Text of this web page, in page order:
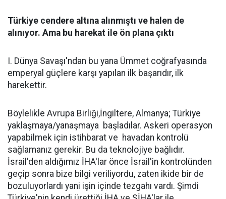
Türkiye cendere altına alınmıştı ve halen de
alınıyor. Ama bu harekat ile ön plana çıktı
I. Dünya Savaşı'ndan bu yana Ümmet coğrafyasında
emperyal güçlere karşı yapılan ilk başarıdır, ilk
harekettir.
Böylelikle Avrupa Birliği,İngiltere, Almanya; Türkiye
yaklaşmaya/yanaşmaya başladılar. Askeri operasyon
yapabilmek için istihbarat ve havadan kontrolü
sağlamanız gerekir. Bu da teknolojiye bağlıdır.
İsrail'den aldığımız İHA'lar önce İsrail'in kontrolünden
geçip sonra bize bilgi veriliyordu, zaten ikide bir de
bozuluyorlardı yani işin içinde tezgahı vardı. Şimdi